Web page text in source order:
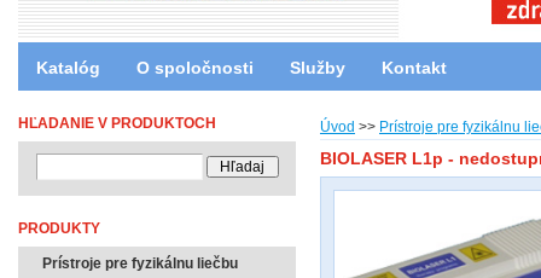
Katalóg O spoločnosti Služby Kontakt
Úvod >> Prístroje pre fyzikálnu
BIOLASER L1p -
HĽADANIE V PRODUKTOCH
PRODUKTY
Prístroje pre fyzikálnu liečbu